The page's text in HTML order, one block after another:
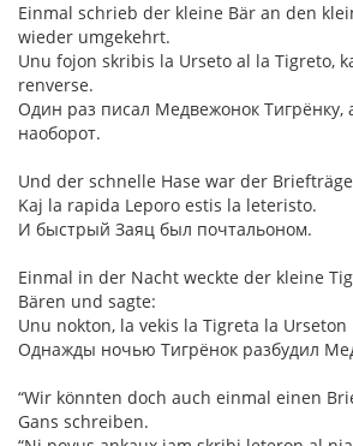
Einmal schrieb der kleine Bär an den
wieder umgekehrt.
Unu fojon skribis la Urseto al la Tigreto,
renverse.
Один раз писал Медвежонок Тигрёнку,
наоборот.
Und der schnelle Hase war der
Kaj la rapida Leporo estis la leteristo.
И быстрый Заяц был почтальоном.
Einmal in der Nacht weckte der kleine
Bären und sagte:
Unu nokton, la vekis la Tigreta la
Однажды ночью Тигрёнок разбудил
“Wir könnten doch auch einmal einen
Gans schreiben.